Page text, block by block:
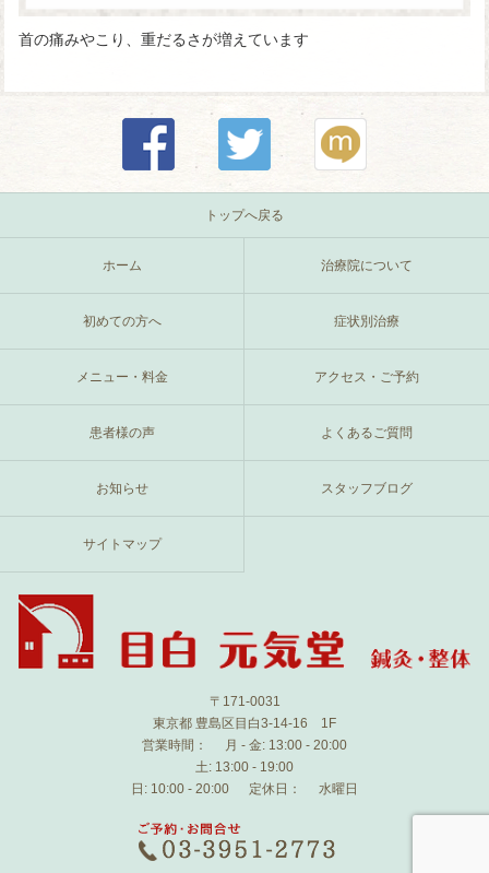
首の痛みやこり、重だるさが増えています
トップへ戻る
ホーム 治療院について
初めての方へ 症状別治療
メニュー・料金 アクセス・ご予約
患者様の声 よくあるご質問
お知らせ スタッフブログ
サイトマップ
〒171-0031
東京都 豊島区目白3-14-16 1F
営業時間：
月 - 金: 13:00 - 20:00
土: 13:00 - 19:00
日: 10:00 - 20:00
定休日： 水曜日